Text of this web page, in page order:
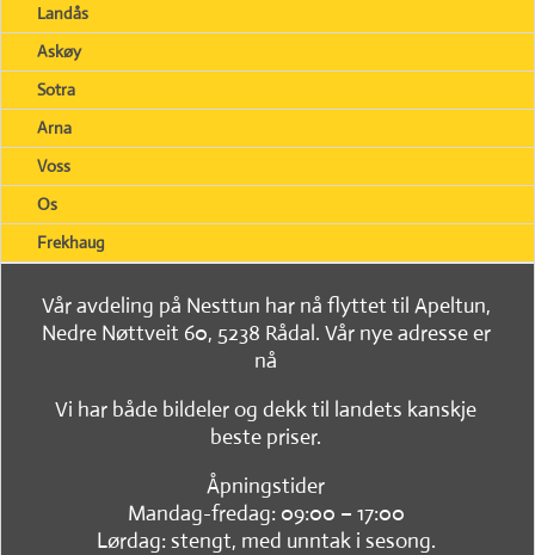
Landås
Askøy
Sotra
Arna
Voss
Os
Frekhaug
Vår avdeling på Nesttun har nå flyttet til Apeltun,
Nedre Nøttveit 60, 5238 Rådal. Vår nye adresse er
nå
Vi har både bildeler og dekk til landets kanskje
beste priser.
Åpningstider
Mandag-fredag: 09:00 – 17:00
Lørdag: stengt, med unntak i sesong.